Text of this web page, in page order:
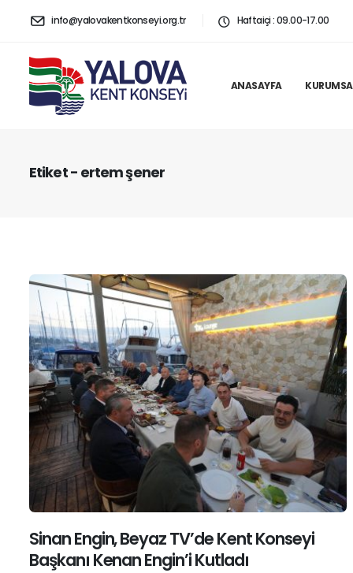
info@yalovakentkonseyi.org.tr Haftaiçi : 09.00-17.00
ANASAYFA
Etiket - ertem şener
Sinan Engin, Beyaz TV’de Kent Konseyi
Başkanı Kenan Engin’i Kutladı